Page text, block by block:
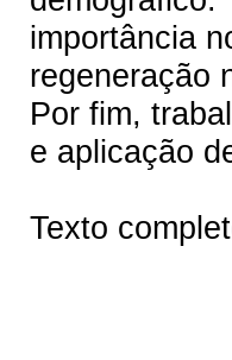
importância
regeneração
Por fim,
e aplicação
Texto